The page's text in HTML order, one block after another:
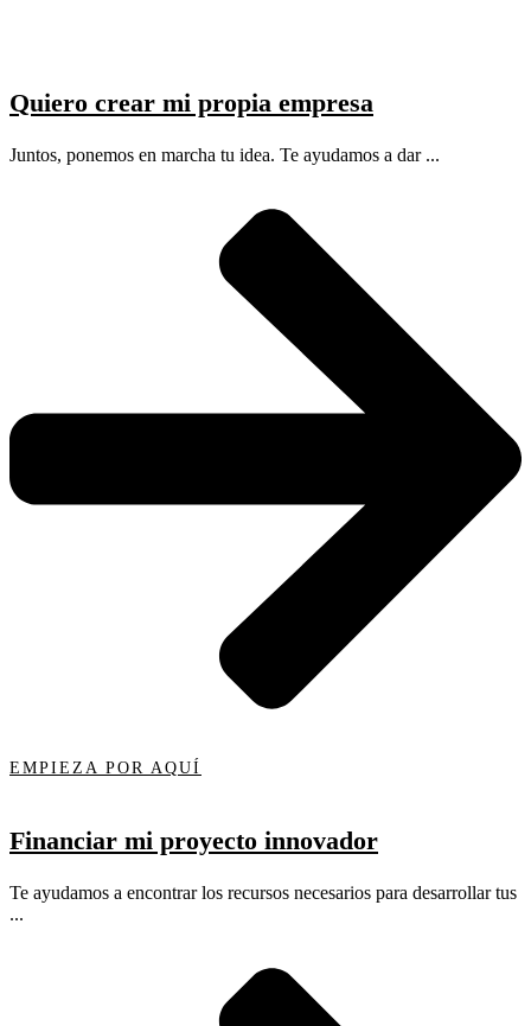
Quiero crear mi propia empresa
Juntos, ponemos en marcha tu idea. Te ayudamos a dar ...
EMPIEZA POR AQUÍ
Financiar mi proyecto innovador
Te ayudamos a encontrar los recursos necesarios para desarrollar tus
...